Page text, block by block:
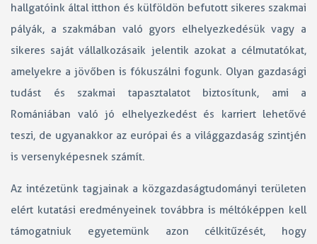
hallgatóink által itthon és külföldön befutott sikeres szakmai
pályák, a szakmában való gyors elhelyezkedésük vagy a
sikeres saját vállalkozásaik jelentik azokat a célmutatókat,
amelyekre a jövőben is fókuszálni fogunk. Olyan gazdasági
tudást és szakmai tapasztalatot biztosítunk, ami a
Romániában való jó elhelyezkedést és karriert lehetővé
teszi, de ugyanakkor az európai és a világgazdaság szintjén
is versenyképesnek számít.
Az intézetünk tagjainak a közgazdaságtudományi területen
elért kutatási eredményeinek továbbra is méltóképpen kell
támogatniuk egyetemünk azon célkitűzését, hogy